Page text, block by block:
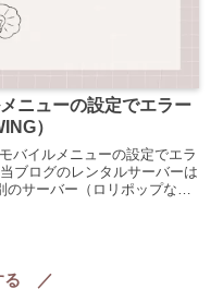
ニューの設定でエラー
）
バイルメニューの設定でエラ
ブログのレンタルサーバーは
のサーバー（ロリポップな
る ／